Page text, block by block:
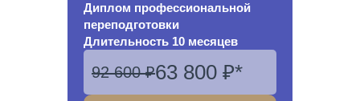
Диплом профессиональной
переподготовки
Длительность 10 месяцев
92 600 ₽63 800 ₽*